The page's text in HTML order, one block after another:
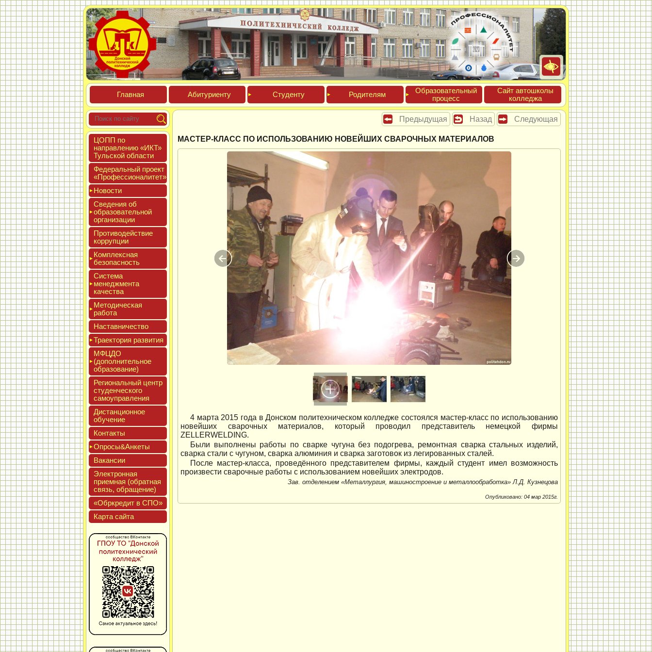
Глав­ная Аби­тури­ен­ту Сту­ден­ту Роди­телям
Обра­зова­тель­ный
про­цесс
Сайт ав­тошко­лы
кол­леджа
ЦОПП по
нап­равле­нию «ИКТ»
Туль­ской об­ласти
Феде­раль­ный про­ект
«Про­фес­си­она­литет»
Новос­ти
Све­дения об
об­ра­зова­тель­ной
ор­га­низа­ции
Про­тиво­дей­ствие
кор­рупции
Ком­плексная
бе­зопас­ность
Сис­те­ма
ме­нед­жмен­та
ка­чес­тва
Мето­дичес­кая
ра­бота
Нас­тавни­чес­тво
Тра­ек­то­рия раз­ви­тия
МФЦДО
(до­пол­ни­тель­ное
об­ра­зова­ние)
Реги­ональ­ный центр
сту­ден­ческо­го
са­мо­уп­равле­ния
Дис­танци­он­ное
обу­чение
Кон­такты
Опро­сы&Анке­ты
Вакан­сии
Элек­трон­ная
при­ем­ная (об­ратная
связь, об­ра­щение)
«Обркре­дит в СПО»
Кар­та сай­та
Предыдущая Назад Следующая
МАСТЕР-КЛАСС ПО ИСПОЛЬЗОВАНИЮ НОВЕЙШИХ СВАРОЧНЫХ МАТЕРИАЛОВ
4 марта 2015 года в Донском политехническом колледже состоялся мастер-класс по использованию
новейших сварочных материалов, который проводил представитель немецкой фирмы
ZELLERWELDING.
Были выполнены работы по сварке чугуна без подогрева, ремонтная сварка стальных изделий,
сварка стали с чугуном, сварка алюминия и сварка заготовок из легированных сталей.
После мастер-класса, проведённого представителем фирмы, каждый студент имел возможность
произвести сварочные работы с использованием новейших электродов.
Зав. отделением «Металлургия, машиностроение и металлообработка» Л.Д. Кузнецова
Опубликовано: 04 мар 2015г.